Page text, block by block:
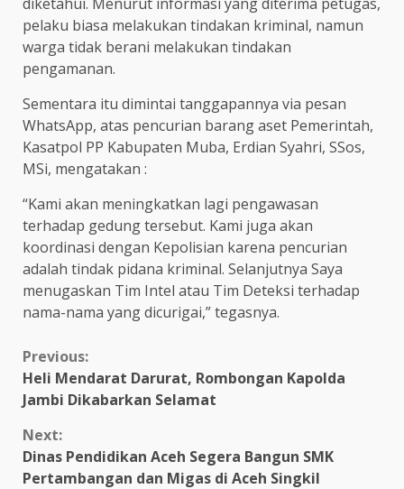
pelaku biasa melakukan tindakan kriminal, namun
warga tidak berani melakukan tindakan
pengamanan.
Sementara itu dimintai tanggapannya via pesan
WhatsApp, atas pencurian barang aset Pemerintah,
Kasatpol PP Kabupaten Muba, Erdian Syahri, SSos,
MSi, mengatakan :
“Kami akan meningkatkan lagi pengawasan
terhadap gedung tersebut. Kami juga akan
koordinasi dengan Kepolisian karena pencurian
adalah tindak pidana kriminal. Selanjutnya Saya
menugaskan Tim Intel atau Tim Deteksi terhadap
nama-nama yang dicurigai,” tegasnya.
Continue
Reading
Previous:
Heli Mendarat Darurat, Rombongan Kapolda
Jambi Dikabarkan Selamat
Next:
Dinas Pendidikan Aceh Segera Bangun SMK
Pertambangan dan Migas di Aceh Singkil